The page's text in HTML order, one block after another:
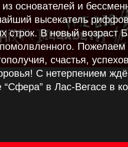
основателей и
высекатель
строк. В новый возраст
помолвленного.
счастья,
С нетерпением
“Сфера” в Лас-Вегасе в